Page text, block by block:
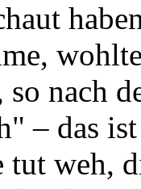
so nach
– das
weh,